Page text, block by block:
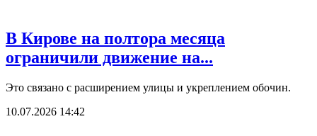
В Кирове на полтора месяца
ограничили движение на...
Это связано с расширением улицы и укреплением обочин.
10.07.2026 14:42